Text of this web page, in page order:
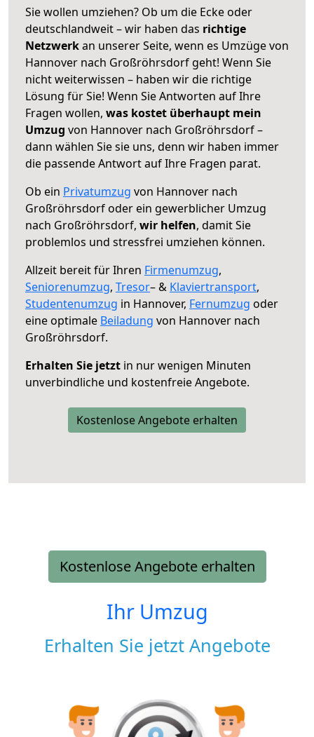
Sie wollen umziehen? Ob um die Ecke oder
deutschlandweit – wir haben das richtige
Netzwerkan unserer Seite, wenn es Umzüge von
Hannover nach Großröhrsdorf geht! Wenn Sie
nicht weiterwissen – haben wir die richtige
Lösung für Sie! Wenn Sie Antworten auf Ihre
Fragen wollen, was kostet überhaupt mein
Umzug von Hannover nach Großröhrsdorf –
dann wählen Sie sie uns, denn wir haben immer
die passende Antwort auf Ihre Fragen parat.
Ob ein Privatumzug von Hannover nach
Großröhrsdorf oder ein gewerblicher Umzug
nach Großröhrsdorf, wir helfen, damit Sie
problemlos und stressfrei umziehen können.
Allzeit bereit für Ihren Firmenumzug,
Seniorenumzug, Tresor– & Klaviertransport,
Studentenumzug in Hannover, Fernumzug oder
eine optimale Beiladung von Hannover nach
Großröhrsdorf.
Erhalten Sie jetzt in nur wenigen Minuten
unverbindliche und kostenfreie Angebote.
Kostenlose Angebote erhalten
Kostenlose Angebote erhalten
Ihr Umzug
Erhalten Sie jetzt Angebote